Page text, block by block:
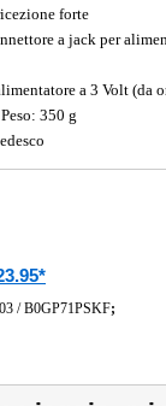
forte
a jack per
a 3 Volt (da
350 g
/B0GP71PSKF;